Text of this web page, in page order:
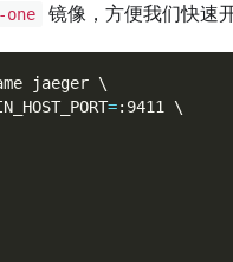
镜像，方便我们快速
jaeger \
=:9411 \